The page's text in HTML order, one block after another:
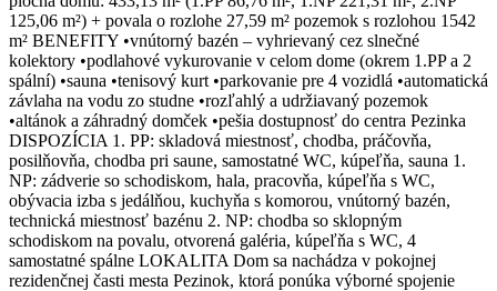
125,06 m²) + povala o rozlohe 27,59 m² pozemok s rozlohou 1542
m² BENEFITY •vnútorný bazén – vyhrievaný cez slnečné
kolektory •podlahové vykurovanie v celom dome (okrem 1.PP a 2
spální) •sauna •tenisový kurt •parkovanie pre 4 vozidlá •automatická
závlaha na vodu zo studne •rozľahlý a udržiavaný pozemok
•altánok a záhradný domček •pešia dostupnosť do centra Pezinka
DISPOZÍCIA 1. PP: skladová miestnosť, chodba, práčovňa,
posilňovňa, chodba pri saune, samostatné WC, kúpeľňa, sauna 1.
NP: zádverie so schodiskom, hala, pracovňa, kúpeľňa s WC,
obývacia izba s jedálňou, kuchyňa s komorou, vnútorný bazén,
technická miestnosť bazénu 2. NP: chodba so sklopným
schodiskom na povalu, otvorená galéria, kúpeľňa s WC, 4
samostatné spálne LOKALITA Dom sa nachádza v pokojnej
rezidenčnej časti mesta Pezinok, ktorá ponúka výborné spojenie